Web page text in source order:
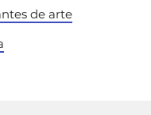
de arte